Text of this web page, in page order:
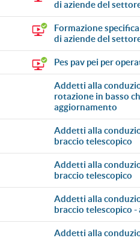
di aziende del
formazione specifica medio rischio per lavoratori
di aziende del
pes pav pei per
addetti alla conduzione sia di gru a torre a
rotazione in basso
aggiornamento
addetti alla conduzione dei carrelli semoventi a
braccio telescopico
addetti alla conduzione dei carrelli semoventi a
braccio telescopico
addetti alla conduzione dei carrelli semoventi a
braccio telescopico
addetti alla conduzione di carrelli industriali